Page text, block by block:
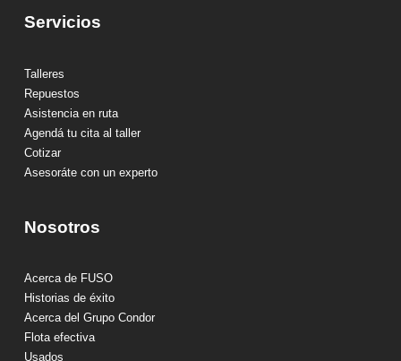
Servicios
Talleres
Repuestos
Asistencia en ruta
Agendá tu cita al taller
Cotizar
Asesoráte con un experto
Nosotros
Acerca de FUSO
Historias de éxito
Acerca del Grupo Condor
Flota efectiva
Usados